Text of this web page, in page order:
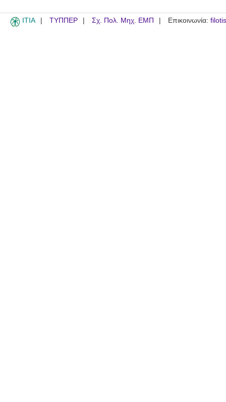
ITIA ΤΥΠΠΕΡ Σχ. Πολ. Μηχ. ΕΜΠ Επικοινωνία: